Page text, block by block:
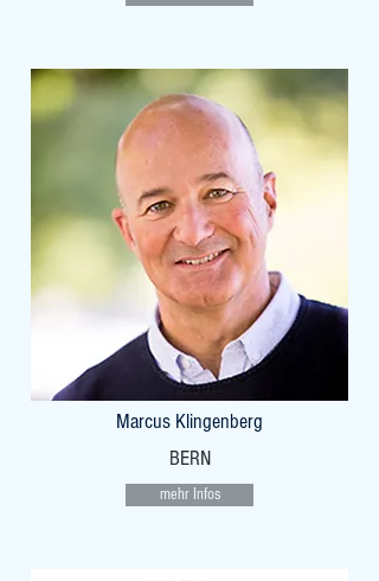
Marcus Klingenberg
BERN
mehr Infos